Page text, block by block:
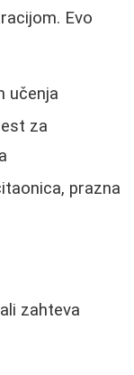
Evo
učenja
za
prazna
zahteva